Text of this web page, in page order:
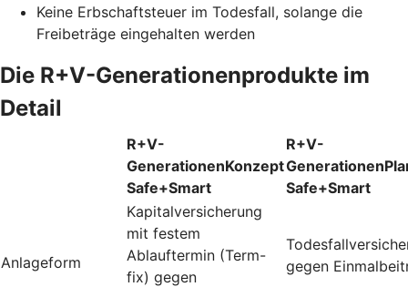
Keine Erbschaftsteuer im Todesfall, solange die
Freibeträge eingehalten werden
Die R+V-Generationenprodukte im
Detail
R+V-
GenerationenKonzept
Safe+Smart
R+V-
Safe+Smart
Anlageform
Kapitalversicherung
mit festem
Ablauftermin (Term-
fix) gegen
gegen